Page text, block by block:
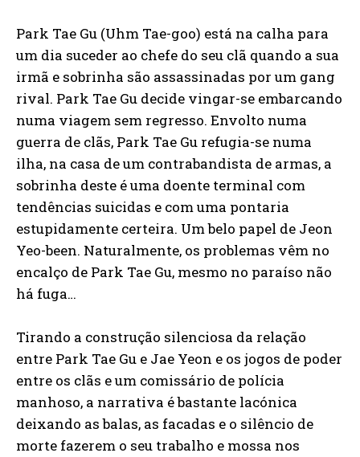
Park Tae Gu (Uhm Tae-goo) está na calha para
um dia suceder ao chefe do seu clã quando a sua
irmã e sobrinha são assassinadas por um gang
rival. Park Tae Gu decide vingar-se embarcando
numa viagem sem regresso. Envolto numa
guerra de clãs, Park Tae Gu refugia-se numa
ilha, na casa de um contrabandista de armas, a
sobrinha deste é uma doente terminal com
tendências suicidas e com uma pontaria
estupidamente certeira. Um belo papel de Jeon
Yeo-been. Naturalmente, os problemas vêm no
encalço de Park Tae Gu, mesmo no paraíso não
há fuga…
Tirando a construção silenciosa da relação
entre Park Tae Gu e Jae Yeon e os jogos de poder
entre os clãs e um comissário de polícia
manhoso, a narrativa é bastante lacónica
deixando as balas, as facadas e o silêncio de
morte fazerem o seu trabalho e mossa nos